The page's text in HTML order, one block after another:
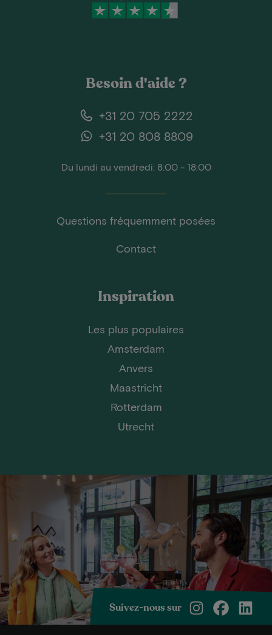
Besoin d'aide ?
+31 20 705 2222
+31 20 808 8809
Du lundi au vendredi: 8:00 - 18:00
Questions fréquemment posées
Contact
Inspiration
Les plus populaires
Amsterdam
Anvers
Maastricht
Rotterdam
Utrecht
Suivez-nous sur